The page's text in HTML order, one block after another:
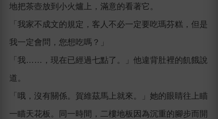
地把茶壺放到小火爐上，滿意的看著它。
「我家不成文的規定，客人不必一定要吃瑪芬糕，但是
我一定會問，您想吃嗎？」
「我……，現在已經過七點了。」他違背肚裡的飢餓說
道。
「哦，沒有關係。賀維茲馬上就來。」她的眼睛往上瞄
一瞄天花板。同一時間，二樓地板因為沉重的腳步而開